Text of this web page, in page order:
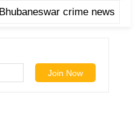
Bhubaneswar crime news